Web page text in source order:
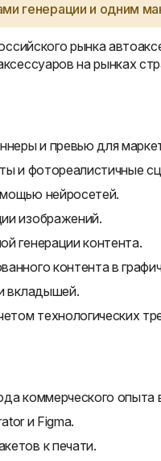
генерации и одним
рынка
на рынках
и превью для
и фотореалистичные
нейросетей.
изображений.
генерации контента.
контента в
вкладышей.
технологических
коммерческого
и Figma.
к печати.